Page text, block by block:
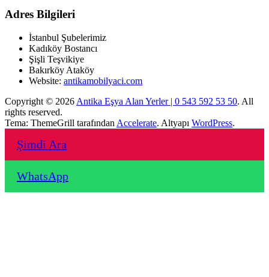
Adres Bilgileri
İstanbul Şubelerimiz
Kadıköy Bostancı
Şişli Teşvikiye
Bakırköy Ataköy
Website: antikamobilyaci.com
Copyright © 2026 Antika Eşya Alan Yerler | 0 543 592 53 50. All
rights reserved.
Tema: ThemeGrill tarafından Accelerate. Altyapı WordPress.
Şimdi Ara
WhatsApp